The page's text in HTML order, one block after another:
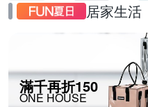
居家生活
滿千再折150
ONE HOUSE